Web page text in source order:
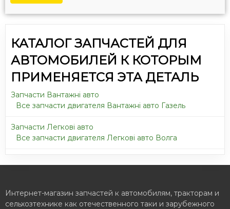
КАТАЛОГ ЗАПЧАСТЕЙ ДЛЯ
АВТОМОБИЛЕЙ К КОТОРЫМ
ПРИМЕНЯЕТСЯ ЭТА ДЕТАЛЬ
Запчасти Вантажні авто
Все запчасти двигателя Вантажні авто Газель
Запчасти Легкові авто
Все запчасти двигателя Легкові авто Волга
Интернет-магазин запчастей к автомобилям, тракторам и
сельхозтехнике как отечественного таки и зарубежного